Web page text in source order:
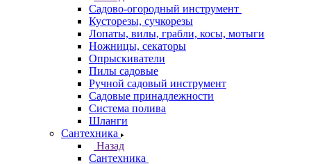
Садово-огородный инструмент
Кусторезы, сучкорезы
Лопаты, вилы, грабли, косы, мотыги
Ножницы, секаторы
Опрыскиватели
Пилы садовые
Ручной садовый инструмент
Садовые принадлежности
Система полива
Шланги
Сантехника
Назад
Сантехника